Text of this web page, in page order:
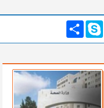
انشر Skype